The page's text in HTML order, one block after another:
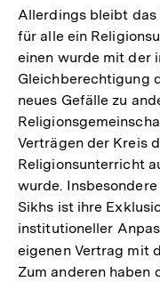
Allerdings bleibt
für alle ein
einen wurde mit der
Gleichberechtigung
neues Gefälle zu
Verträgen der Kreis
Religionsunterricht
wurde.
Sikhs ist ihre
institutioneller
eigenen Vertrag mit
Zum anderen haben